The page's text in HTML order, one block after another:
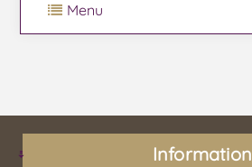
Menu
Information